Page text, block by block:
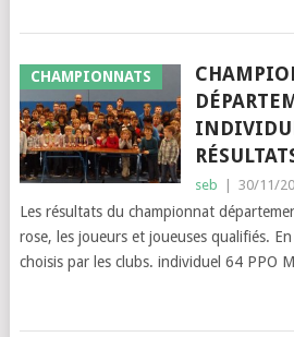
CHAMPIONNATS
seb 30/11/
Les résultats du championnat
rose, les joueurs et joueuses qualifiés.
choisis par les clubs. individuel 64 PPO